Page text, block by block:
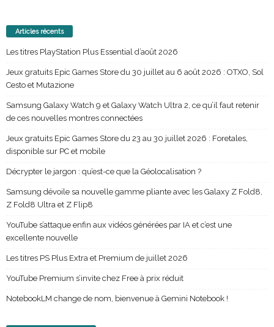
Articles récents
Les titres PlayStation Plus Essential d’août 2026
Jeux gratuits Epic Games Store du 30 juillet au 6 août 2026 : OTXO, Sol
Cesto et Mutazione
Samsung Galaxy Watch 9 et Galaxy Watch Ultra 2, ce qu’il faut retenir
de ces nouvelles montres connectées
Jeux gratuits Epic Games Store du 23 au 30 juillet 2026 : Foretales,
disponible sur PC et mobile
Décrypter le jargon : qu’est-ce que la Géolocalisation ?
Samsung dévoile sa nouvelle gamme pliante avec les Galaxy Z Fold8,
Z Fold8 Ultra et Z Flip8
YouTube s’attaque enfin aux vidéos générées par IA et c’est une
excellente nouvelle
Les titres PS Plus Extra et Premium de juillet 2026
YouTube Premium s’invite chez Free à prix réduit
NotebookLM change de nom, bienvenue à Gemini Notebook !